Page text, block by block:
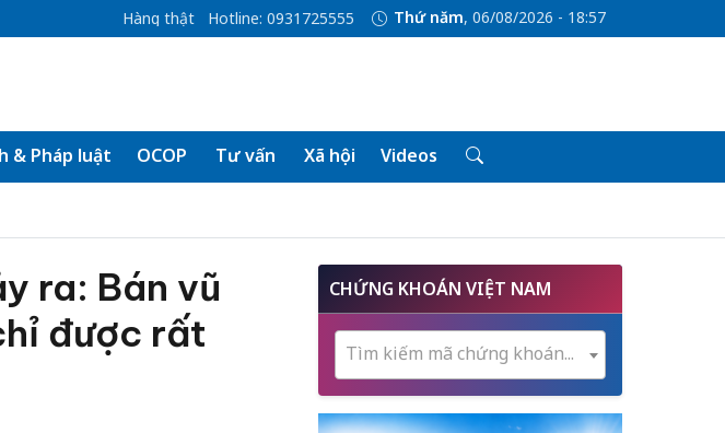
Hàng thật Hotline: 0931725555 Thứ năm, 06/08/2026 - 18:57
& Pháp luật OCOP Tư vấn Xã hội Videos
ra: Bán vũ
được rất
CHỨNG KHOÁN VIỆT NAM
Tìm kiếm mã chứng khoán...